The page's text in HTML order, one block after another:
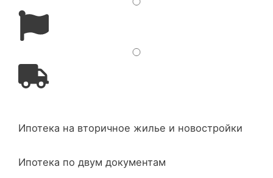
Ипотека на вторичное жилье и новостройки
Ипотека по двум документам